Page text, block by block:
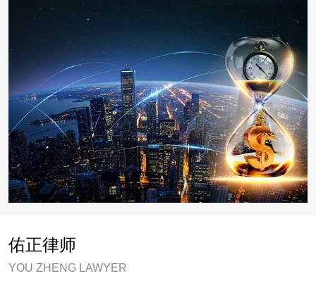
佑正律师
YOU ZHENG LAWYER